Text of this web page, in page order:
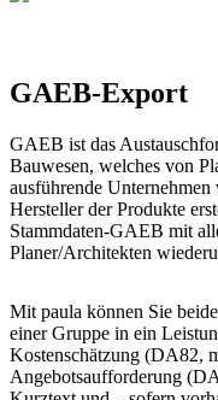
GAEB-Export
GAEB ist das
Bauwesen, welches von
ausführende
Hersteller der Produkte
Stammdaten-GAEB mit
Planer/Architekten
Mit paula können Sie
einer Gruppe in ein
Kostenschätzung (DA82,
Angebotsaufforderung